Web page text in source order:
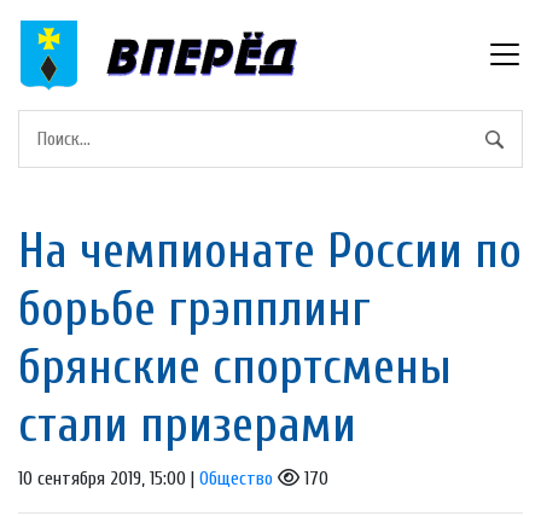
На чемпионате России по
борьбе грэпплинг
брянские спортсмены
стали призерами
10 сентября 2019, 15:00 | Общество 170